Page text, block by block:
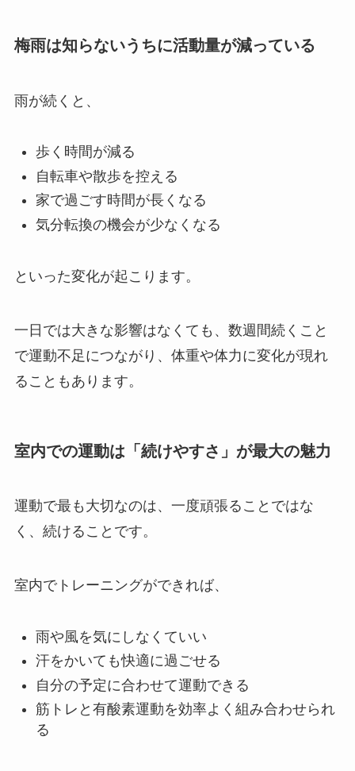
梅雨は知らないうちに活動量が減っている
雨が続くと、
歩く時間が減る
自転車や散歩を控える
家で過ごす時間が長くなる
気分転換の機会が少なくなる
といった変化が起こります。
一日では大きな影響はなくても、数週間続くこと
で運動不足につながり、体重や体力に変化が現れ
ることもあります。
室内での運動は「続けやすさ」が最大の魅力
運動で最も大切なのは、一度頑張ることではな
く、続けることです。
室内でトレーニングができれば、
雨や風を気にしなくていい
汗をかいても快適に過ごせる
自分の予定に合わせて運動できる
筋トレと有酸素運動を効率よく組み合わせられ
る